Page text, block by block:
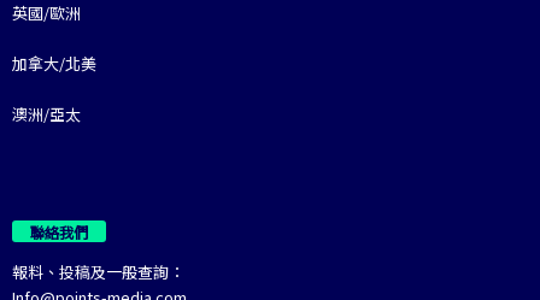
英國/歐洲
加拿大/北美
澳洲/亞太
聯絡我們
報料、投稿及一般查詢：